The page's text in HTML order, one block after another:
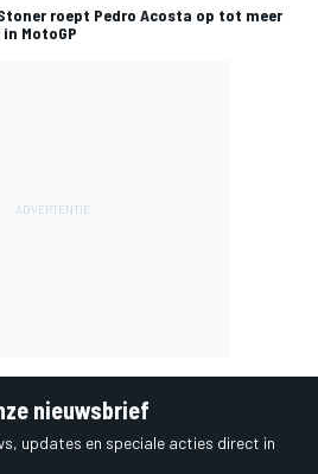
roept Pedro Acosta op tot meer
MotoGP
nieuwsbrief
updates en speciale acties direct in